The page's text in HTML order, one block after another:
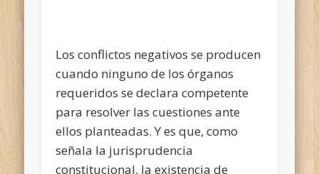
Los conflictos negativos se producen
cuando ninguno de los órganos
requeridos se declara competente
para resolver las cuestiones ante
ellos planteadas. Y es que, como
señala la jurisprudencia
constitucional, la existencia de